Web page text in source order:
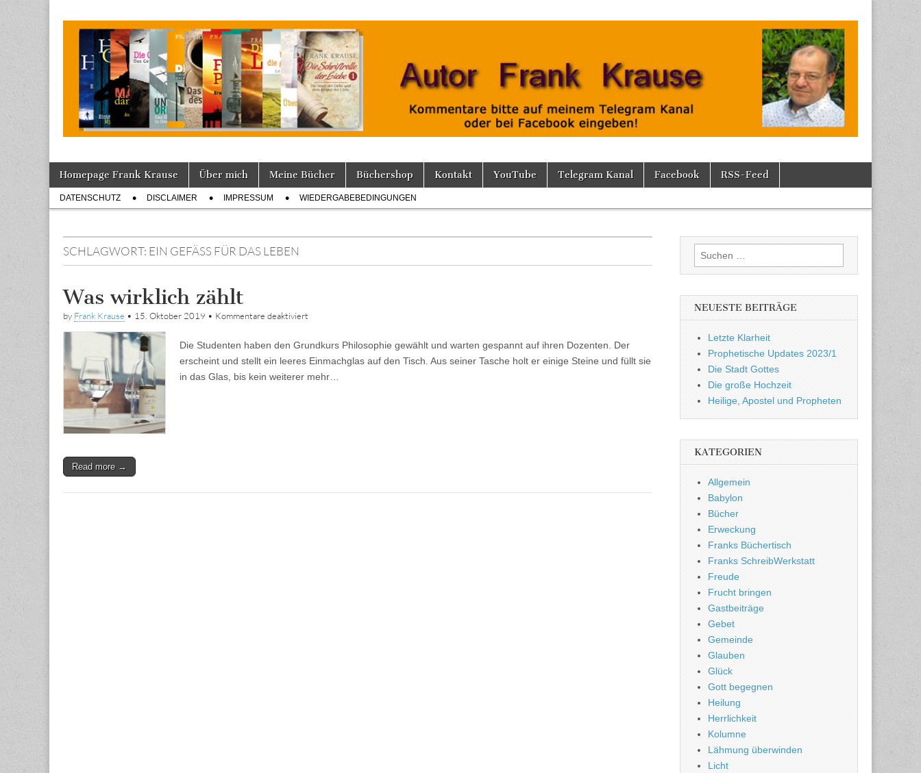
Tagebuch
Main
menu
Skip
content
Homepage Frank Krause Über mich Meine Bücher Büchershop Kontakt YouTube Telegram Kanal Facebook RSS-Feed
Sub
menu
DATENSCHUTZ DISCLAIMER IMPRESSUM WIEDERGABEBEDINGUNGEN
SCHLAGWORT: EIN GEFÄSS FÜR DAS LEBEN
Was wirklich zählt
by Frank Krause • 15. Oktober 2019 • Kommentare deaktiviert
zählt
Die Studenten haben den Grundkurs Philosophie gewählt und warten gespannt auf ihren Dozenten. Der
erscheint und stellt ein leeres Einmachglas auf den Tisch. Aus seiner Tasche holt er einige Steine und füllt sie
in das Glas, bis kein weiterer mehr…
Read more →
Suchen
nach:
NEUESTE BEITRÄGE
Letzte Klarheit
Prophetische Updates 2023/1
Die Stadt Gottes
Die große Hochzeit
Heilige, Apostel und Propheten
KATEGORIEN
Allgemein
Babylon
Bücher
Erweckung
Franks Büchertisch
Franks SchreibWerkstatt
Freude
Frucht bringen
Gastbeiträge
Gebet
Gemeinde
Glauben
Glück
Gott begegnen
Heilung
Herrlichkeit
Kolumne
Lähmung überwinden
Licht